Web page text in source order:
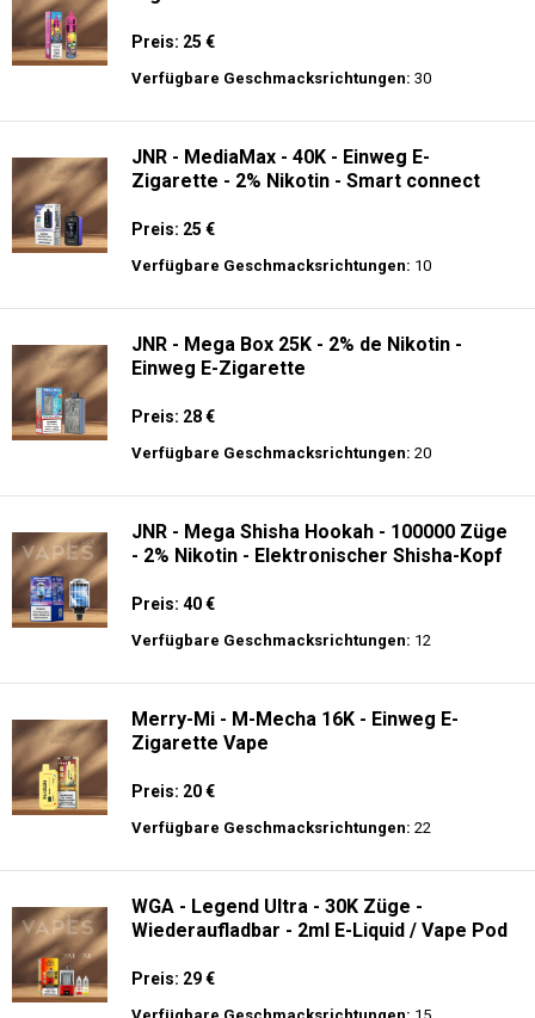
Preis: 25 €
Verfügbare Geschmacksrichtungen: 30
JNR - MediaMax - 40K - Einweg E-
Zigarette - 2% Nikotin - Smart connect
Preis: 25 €
Verfügbare Geschmacksrichtungen: 10
JNR - Mega Box 25K - 2% de Nikotin -
Einweg E-Zigarette
Preis: 28 €
Verfügbare Geschmacksrichtungen: 20
JNR - Mega Shisha Hookah - 100000 Züge
- 2% Nikotin - Elektronischer Shisha-Kopf
Preis: 40 €
Verfügbare Geschmacksrichtungen: 12
Merry-Mi - M-Mecha 16K - Einweg E-
Zigarette Vape
Preis: 20 €
Verfügbare Geschmacksrichtungen: 22
WGA - Legend Ultra - 30K Züge -
Wiederaufladbar - 2ml E-Liquid / Vape Pod
Preis: 29 €